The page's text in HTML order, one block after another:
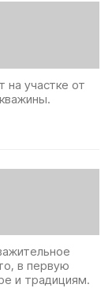
на участке от
в первую
и традициям.